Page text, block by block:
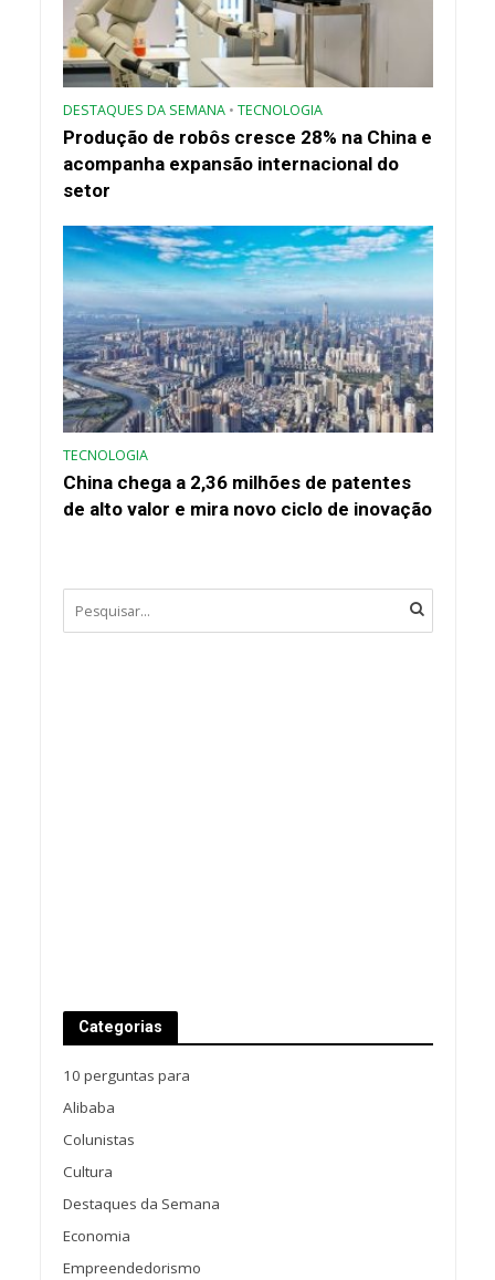
DESTAQUES DA SEMANA • TECNOLOGIA
Produção de robôs cresce 28% na China e
acompanha expansão internacional do
setor
TECNOLOGIA
China chega a 2,36 milhões de patentes
de alto valor e mira novo ciclo de inovação
Categorias
10 perguntas para
Alibaba
Colunistas
Cultura
Destaques da Semana
Economia
Empreendedorismo